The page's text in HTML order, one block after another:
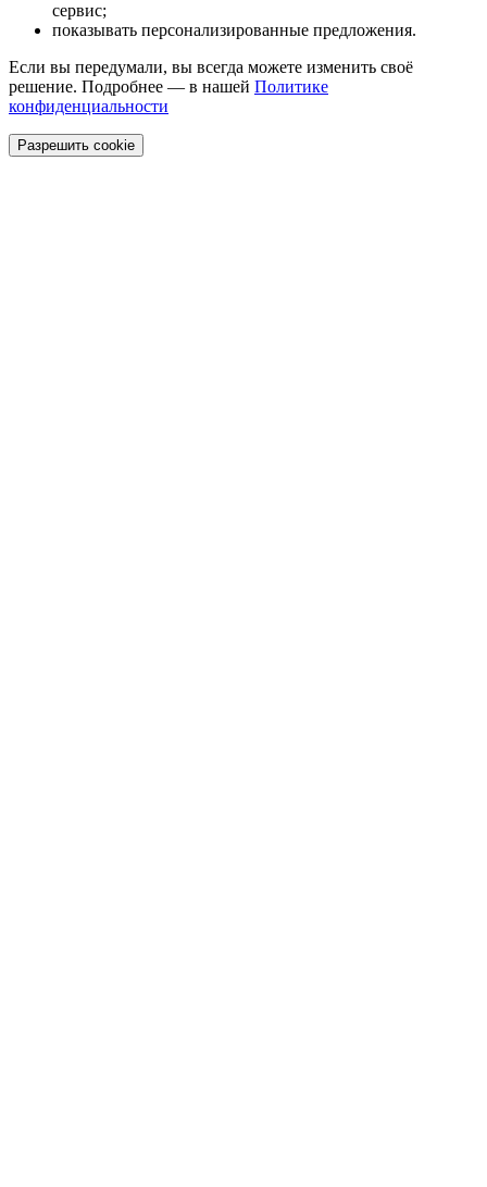
сервис;
показывать персонализированные предложения.
Если вы передумали, вы всегда можете изменить своё
решение. Подробнее — в нашей Политике
конфиденциальности
Разрешить cookie